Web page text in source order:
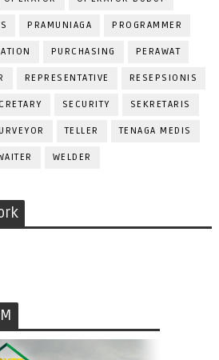
PRAMUNIAGA PROGRAMMER
PURCHASING PERAWAT
REPRESENTATIVE RESEPSIONIS
SECURITY SEKRETARIS
TELLER TENAGA MEDIS
WELDER